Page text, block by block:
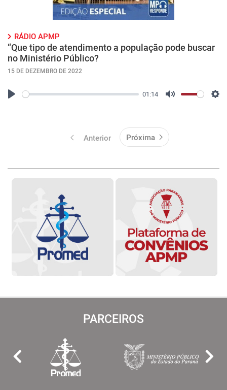
RÁDIO APMP
“Que tipo de atendimento a população pode buscar
no Ministério Público?
15 DE DEZEMBRO DE 2022
01:14
Anterior Próxima
PARCEIROS